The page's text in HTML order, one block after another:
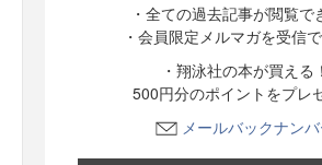
・全ての過去記事が閲覧で
・会員限定メルマガを受信
・翔泳社の本が買える！
500円分のポイントをプレ
メールバックナン